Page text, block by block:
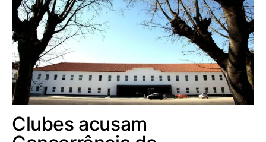
Clubes acusam